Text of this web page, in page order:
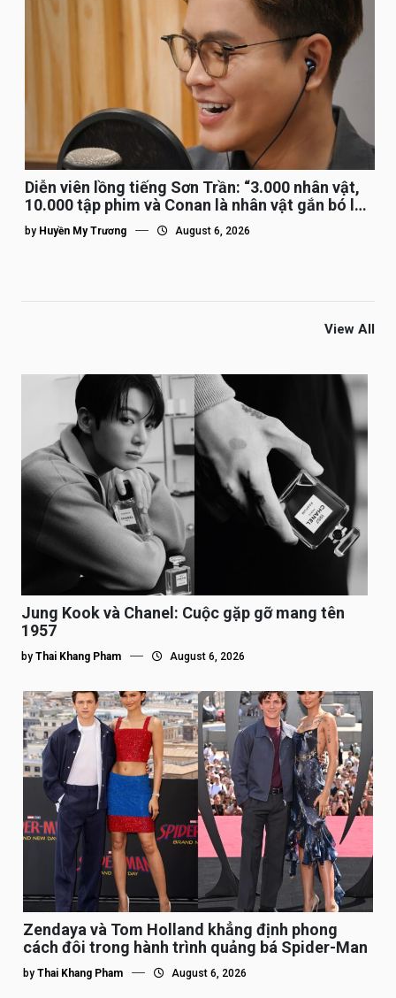
Diễn viên lồng tiếng Sơn Trần: “3.000 nhân vật,
10.000 tập phim và Conan là nhân vật gắn bó lâu
nhất”
by Huyền My Trương August 6, 2026
View All
Jung Kook và Chanel: Cuộc gặp gỡ mang tên
1957
by Thai Khang Pham August 6, 2026
Zendaya và Tom Holland khẳng định phong
cách đôi trong hành trình quảng bá Spider-Man
by Thai Khang Pham August 6, 2026